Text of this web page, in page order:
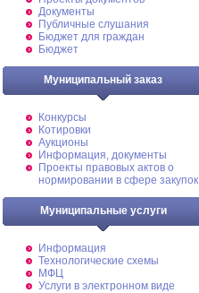
Документы
Публичные слушания
Бюджет для граждан
Бюджет
Муниципальный заказ
Конкурсы
Котировки
Аукционы
Информация, документы
Проекты правовых актов о
нормировании в сфере закупок
Муниципальные услуги
Информация
Технологические схемы
МФЦ
Услуги в электронном виде